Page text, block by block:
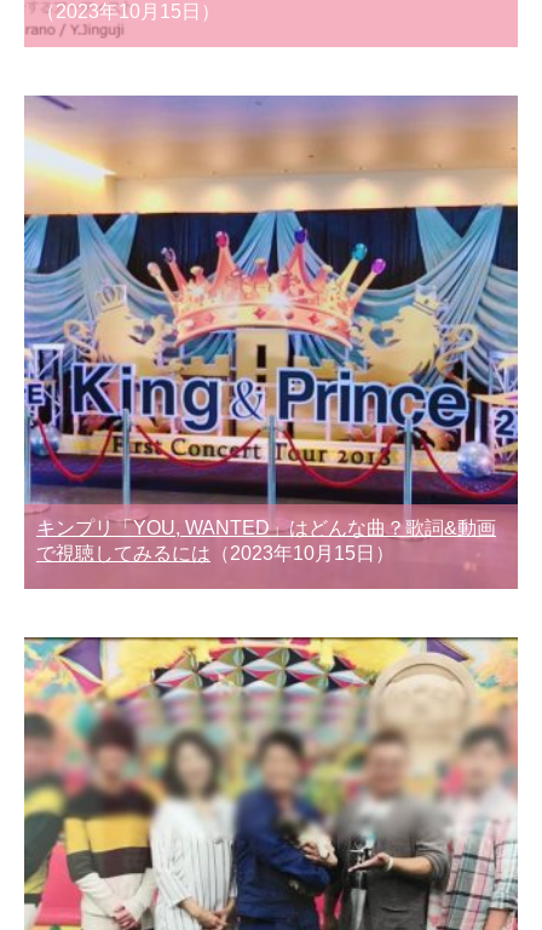
（2023年10月15日）
キンプリ「YOU, WANTED」はどんな曲？歌詞&動画
で視聴してみるには （2023年10月15日）